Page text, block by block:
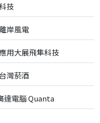
技
岸風電
用大展飛隼科技
灣菸酒
達電腦 Quanta